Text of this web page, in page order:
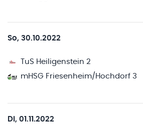
So, 30.10.2022
TuS Heiligenstein 2
mHSG Friesenheim/Hochdorf 3
Di, 01.11.2022